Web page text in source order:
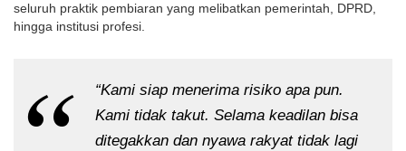
seluruh praktik pembiaran yang melibatkan pemerintah, DPRD,
hingga institusi profesi.
“Kami siap menerima risiko apa pun.
Kami tidak takut. Selama keadilan bisa
ditegakkan dan nyawa rakyat tidak lagi